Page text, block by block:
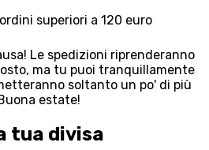
superiori a 120 euro
Le spedizioni riprenderanno
ma tu puoi tranquillamente
soltanto un po' di più
estate!
tua divisa